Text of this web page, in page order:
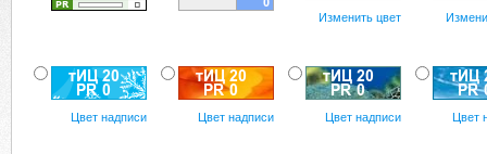
Изменить цвет
Цвет надписи Цвет надписи Цвет надписи Цвет